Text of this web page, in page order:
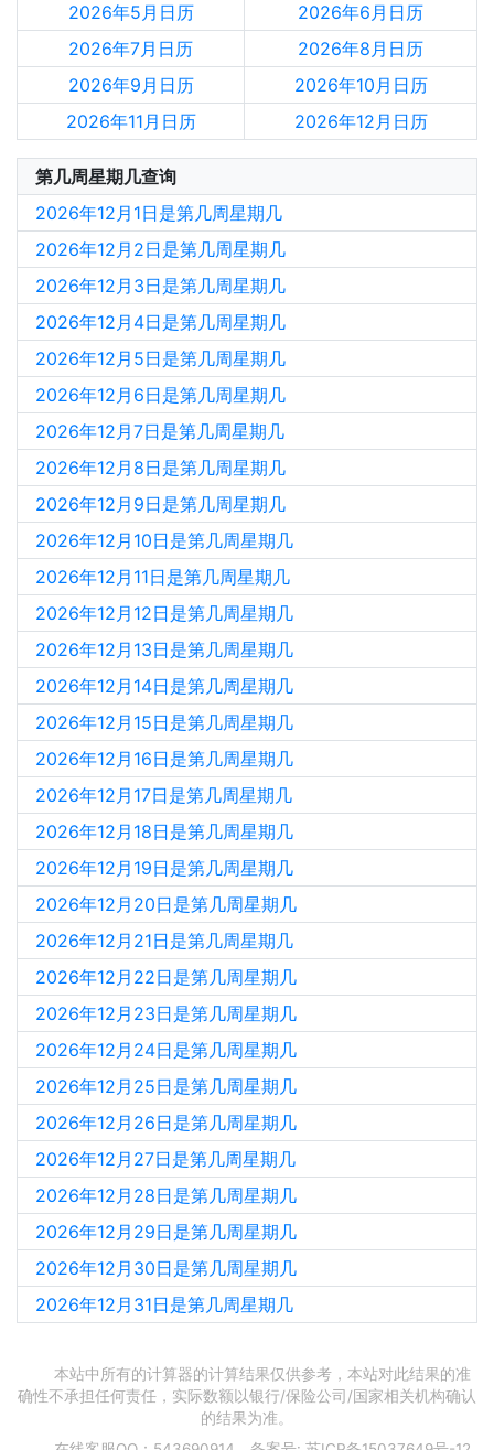
2026年5月日历
2026年6月日历
2026年7月日历
2026年8月日历
2026年9月日历
2026年10月日历
2026年11月日历
2026年12月日历
第几周星期几查询
2026年12月1日是第几周星期几
2026年12月2日是第几周星期几
2026年12月3日是第几周星期几
2026年12月4日是第几周星期几
2026年12月5日是第几周星期几
2026年12月6日是第几周星期几
2026年12月7日是第几周星期几
2026年12月8日是第几周星期几
2026年12月9日是第几周星期几
2026年12月10日是第几周星期几
2026年12月11日是第几周星期几
2026年12月12日是第几周星期几
2026年12月13日是第几周星期几
2026年12月14日是第几周星期几
2026年12月15日是第几周星期几
2026年12月16日是第几周星期几
2026年12月17日是第几周星期几
2026年12月18日是第几周星期几
2026年12月19日是第几周星期几
2026年12月20日是第几周星期几
2026年12月21日是第几周星期几
2026年12月22日是第几周星期几
2026年12月23日是第几周星期几
2026年12月24日是第几周星期几
2026年12月25日是第几周星期几
2026年12月26日是第几周星期几
2026年12月27日是第几周星期几
2026年12月28日是第几周星期几
2026年12月29日是第几周星期几
2026年12月30日是第几周星期几
2026年12月31日是第几周星期几
本站中所有的计算器的计算结果仅供参考，本站对此结果的准
确性不承担任何责任，实际数额以银行/保险公司/国家相关机构确认
的结果为准。